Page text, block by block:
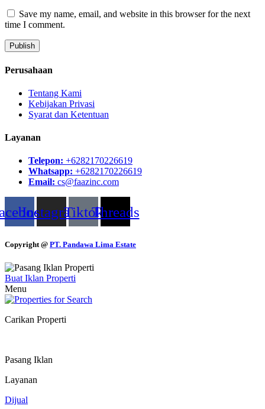
Save my name, email, and website in this browser for the next
time I comment.
Perusahaan
Tentang Kami
Kebijakan Privasi
Syarat dan Ketentuan
Layanan
Telepon: +6282170226619
Whatsapp: +6282170226619
Email: cs@faazinc.com
InstagramTiktokThreads
Copyright @ PT. Pandawa Lima Estate
Buat Iklan Properti
Menu
Carikan Properti
Pasang Iklan
Layanan
Dijual